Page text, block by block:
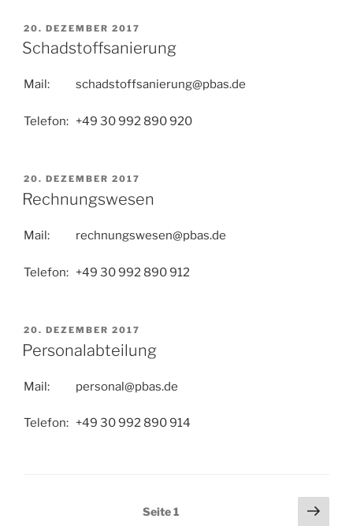
VERÖFFENTLICHT
AM
20. DEZEMBER 2017
Schadstoffsanierung
Mail: schadstoffsanierung@pbas.de
Telefon: +49 30 992 890 920
VERÖFFENTLICHT
AM
20. DEZEMBER 2017
Rechnungswesen
Mail: rechnungswesen@pbas.de
Telefon: +49 30 992 890 912
VERÖFFENTLICHT
AM
20. DEZEMBER 2017
Personalabteilung
Mail: personal@pbas.de
Telefon: +49 30 992 890 914
Beitragsnavigation
Seite1